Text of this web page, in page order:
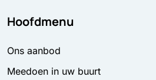
Hoofdmenu
Ons aanbod
Meedoen in uw buurt